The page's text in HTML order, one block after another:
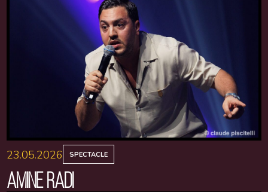
23.05.2026 SPECTACLE
AMINE RADI